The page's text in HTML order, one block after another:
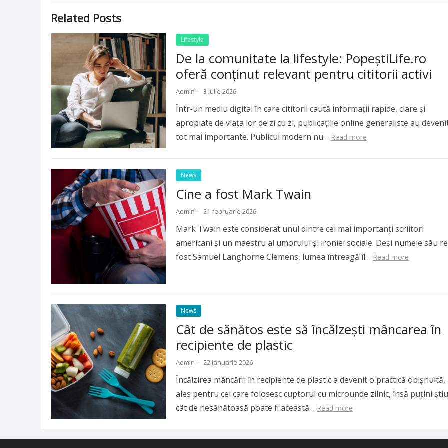
Related Posts
Lifestyle
De la comunitate la lifestyle: PopeștiLife.ro
oferă conținut relevant pentru cititorii activi
Admin · 3 iulie 2026
Într-un mediu digital în care cititorii caută informații rapide, clare și
apropiate de viața lor de zi cu zi, publicațiile online generaliste au
tot mai importante. Publicul modern nu… Read more
News
Cine a fost Mark Twain
Admin · 21 februarie 2026
Mark Twain este considerat unul dintre cei mai importanți scriitori
americani și un maestru al umorului și ironiei sociale. Deși numele său
fost Samuel Langhorne Clemens, lumea întreagă îl… Read more
News
Cât de sănătos este să încălzeşti mâncarea în
recipiente de plastic
Admin · 22 ianuarie 2026
Încălzirea mâncării în recipiente de plastic a devenit o practică obişnuită,
ales pentru cei care folosesc cuptorul cu microunde zilnic, însă puţini ştiu
cât de nesănătoasă poate fi această… Read more